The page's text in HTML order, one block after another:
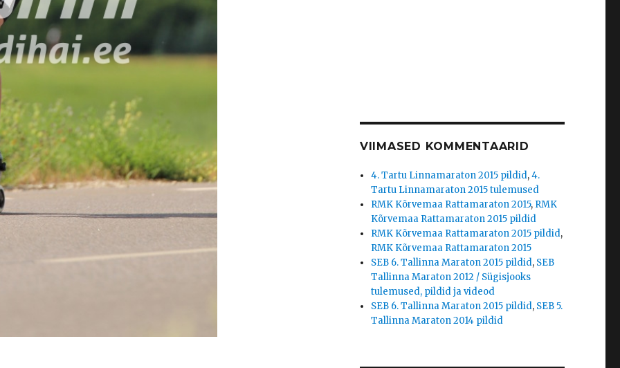
VIIMASED KOMMENTAARID
4. Tartu Linnamaraton 2015 pildid,4.
Tartu Linnamaraton 2015 tulemused
RMK Kõrvemaa Rattamaraton 2015, RMK
Kõrvemaa Rattamaraton 2015 pildid
RMK Kõrvemaa Rattamaraton 2015 pildid,
RMK Kõrvemaa Rattamaraton 2015
SEB 6. Tallinna Maraton 2015 pildid, SEB
Tallinna Maraton 2012 / Sügisjooks
tulemused, pildid ja videod
SEB 6. Tallinna Maraton 2015 pildid, SEB 5.
Tallinna Maraton 2014 pildid